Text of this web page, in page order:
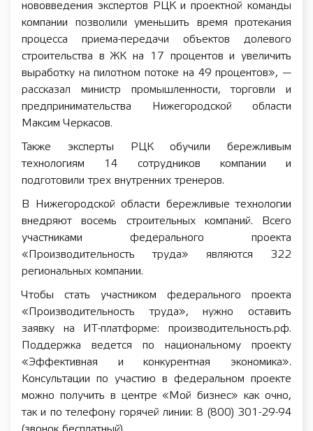
нововведения экспертов РЦК и проектной команды
компании позволили уменьшить время протекания
процесса приема-передачи объектов долевого
строительства в ЖК на 17 процентов и увеличить
выработку на пилотном потоке на 49 процентов», —
рассказал министр промышленности, торговли и
предпринимательства Нижегородской области
Максим Черкасов.
Также эксперты РЦК обучили бережливым
технологиям 14 сотрудников компании и
подготовили трех внутренних тренеров.
В Нижегородской области бережливые технологии
внедряют восемь строительных компаний. Всего
участниками федерального проекта
«Производительность труда» являются 322
региональных компании.
Чтобы стать участником федерального проекта
«Производительность труда», нужно оставить
заявку на ИТ-платформе: производительность.рф.
Поддержка ведется по национальному проекту
«Эффективная и конкурентная экономика».
Консультации по участию в федеральном проекте
можно получить в центре «Мой бизнес» как очно,
так и по телефону горячей линии: 8 (800) 301-29-94